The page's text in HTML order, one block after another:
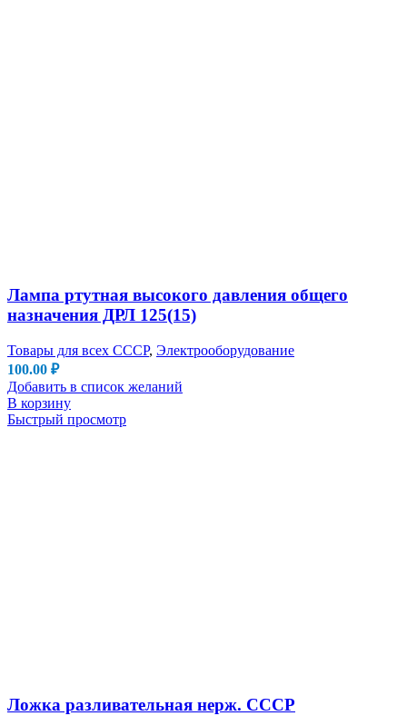
Лампа ртутная высокого давления общего
назначения ДРЛ 125(15)
Товары для всех СССР, Электрооборудование
100.00 ₽
Добавить в список желаний
В корзину
Быстрый просмотр
Ложка разливательная нерж. СССР